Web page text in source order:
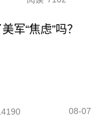
军“焦虑”吗？
08-07